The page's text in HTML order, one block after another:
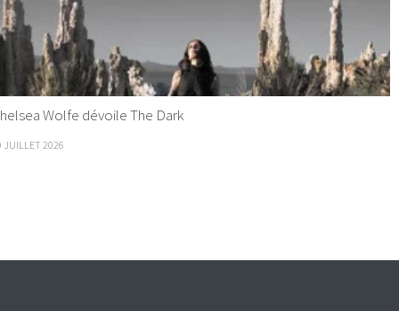
Wolfe dévoile The Dark
JUILLET 2026